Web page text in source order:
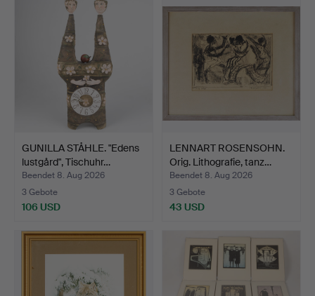
GUNILLA STÅHLE. "Edens
lustgård", Tischuhr…
Beendet 8. Aug 2026
3 Gebote
106 USD
LENNART ROSENSOHN.
Orig. Lithografie, tanz…
Beendet 8. Aug 2026
3 Gebote
43 USD